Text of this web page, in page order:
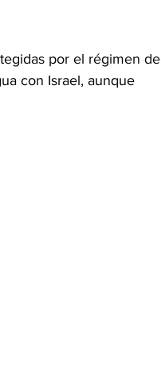
por el régimen de
con Israel, aunque